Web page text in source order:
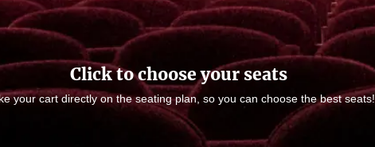
Click to choose your seats
your cart directly on the seating plan, so you can choose the best seats!